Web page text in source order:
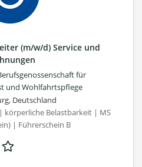
(m/w/d) Service und
für
und Wohlfahrtspflege
Deutschland
Belastbarkeit | MS
| Führerschein B